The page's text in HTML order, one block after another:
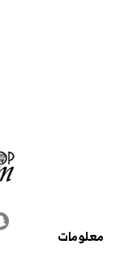
معلومات